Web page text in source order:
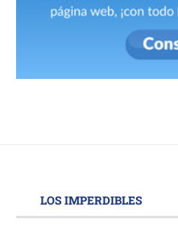
LOS IMPERDIBLES